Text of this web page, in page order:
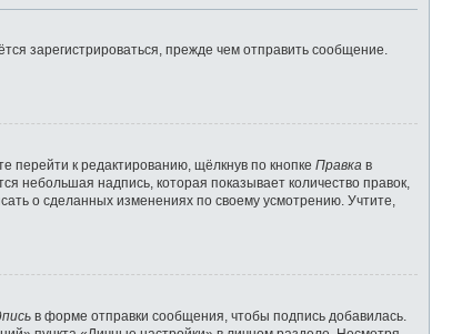
зарегистрироваться, прежде чем отправить сообщение.
перейти к редактированию, щёлкнув по кнопке Правка в
небольшая надпись, которая показывает количество правок,
о сделанных изменениях по своему усмотрению. Учтите,
в форме отправки сообщения, чтобы подпись добавилась.